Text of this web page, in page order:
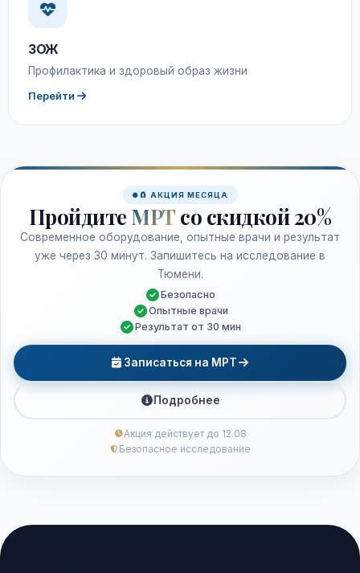
ЗОЖ
Профилактика и здоровый образ жизни
Перейти
🧲 АКЦИЯ МЕСЯЦА
Пройдите МРТ со скидкой 20%
Современное оборудование, опытные врачи и результат
уже через 30 минут. Запишитесь на исследование в
Тюмени.
Безопасно
Опытные врачи
Результат от 30 мин
Записаться на МРТ
Подробнее
Акция действует до 12.08
Безопасное исследование